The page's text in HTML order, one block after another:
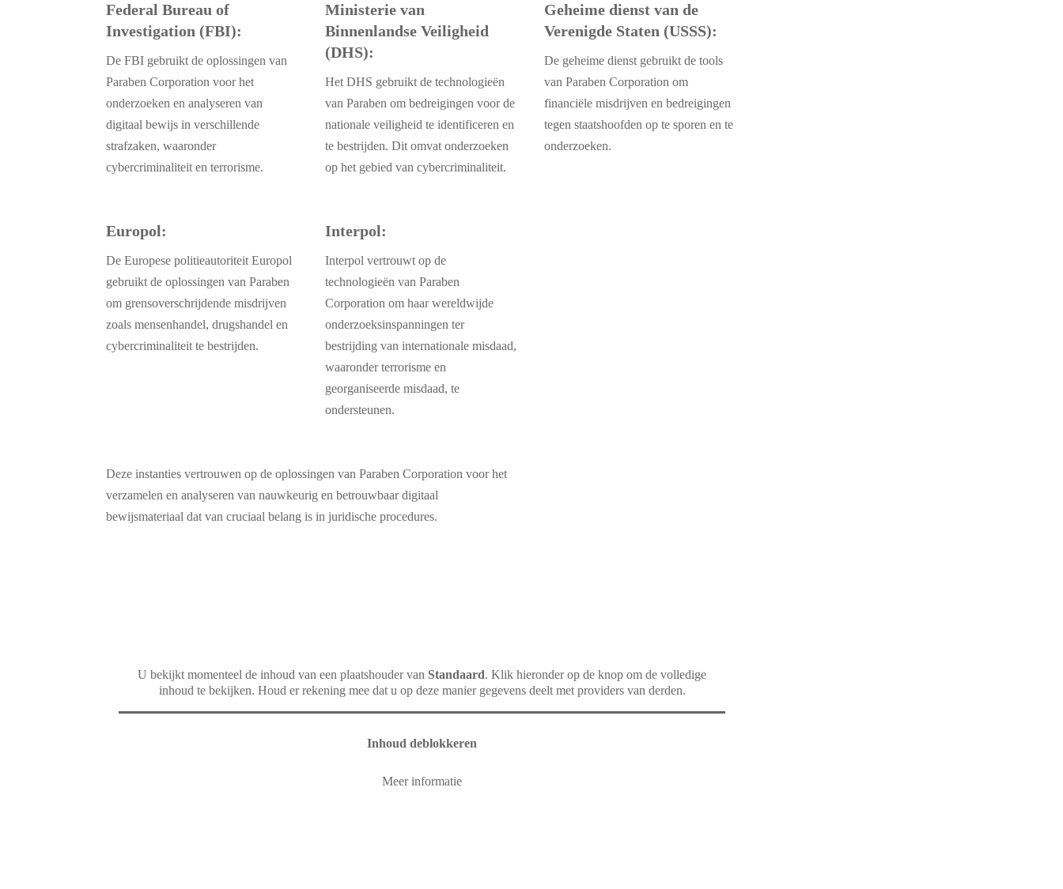
Federal Bureau of
Investigation (FBI):
De FBI gebruikt de oplossingen van
Paraben Corporation voor het
onderzoeken en analyseren van
digitaal bewijs in verschillende
strafzaken, waaronder
cybercriminaliteit en terrorisme.
Ministerie van
Binnenlandse Veiligheid
(DHS):
Het DHS gebruikt de technologieën
van Paraben om bedreigingen voor de
nationale veiligheid te identificeren en
te bestrijden. Dit omvat onderzoeken
op het gebied van cybercriminaliteit.
Geheime dienst van de
Verenigde Staten (USSS):
De geheime dienst gebruikt de tools
van Paraben Corporation om
financiële misdrijven en bedreigingen
tegen staatshoofden op te sporen en te
onderzoeken.
Europol:
De Europese politieautoriteit Europol
gebruikt de oplossingen van Paraben
om grensoverschrijdende misdrijven
zoals mensenhandel, drugshandel en
cybercriminaliteit te bestrijden.
Interpol:
Interpol vertrouwt op de
technologieën van Paraben
Corporation om haar wereldwijde
onderzoeksinspanningen ter
bestrijding van internationale misdaad,
waaronder terrorisme en
georganiseerde misdaad, te
ondersteunen.
Deze instanties vertrouwen op de oplossingen van Paraben Corporation voor het
verzamelen en analyseren van nauwkeurig en betrouwbaar digitaal
bewijsmateriaal dat van cruciaal belang is in juridische procedures.
U bekijkt momenteel de inhoud van een plaatshouder van Standaard. Klik hieronder op de knop om de volledige
inhoud te bekijken. Houd er rekening mee dat u op deze manier gegevens deelt met providers van derden.
Inhoud deblokkeren
Meer informatie